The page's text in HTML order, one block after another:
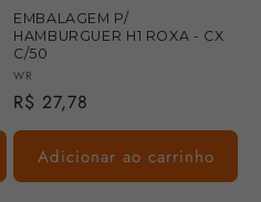
EMBALAGEM P/
HAMBURGUER H1 ROXA - CX
C/50
Fornecedor:
WR
Preço
normal
R$ 27,78
Adicionar ao carrinho